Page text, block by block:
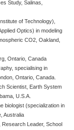
Study, Salinas,
of Technology),
Optics) in modeling
CO2, Oakland,
Ontario, Canada
specialising in
Ontario, Canada.
Scientist, Earth System
U.S.A.
biologist (specialization in
Australia
Leader, School